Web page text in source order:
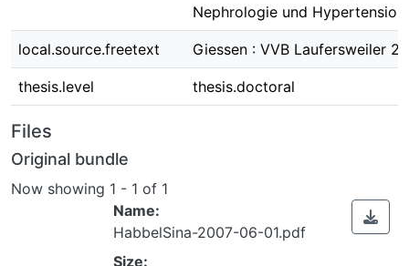
Nephrologie und
local.source.freetext Giessen : VVB Laufersweiler
thesis.level thesis.doctoral
Files
Original bundle
Now showing 1 - 1 of 1
Name:
HabbelSina-2007-06-01.pdf
Size: